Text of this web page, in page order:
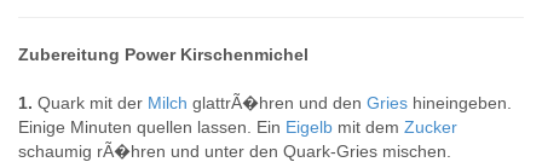
Zubereitung Power Kirschenmichel
1. Quark mit der Milch glattrÃ�hren und den Gries hineingeben.
Einige Minuten quellen lassen. Ein Eigelb mit dem Zucker
schaumig rÃ�hren und unter den Quark-Gries mischen.